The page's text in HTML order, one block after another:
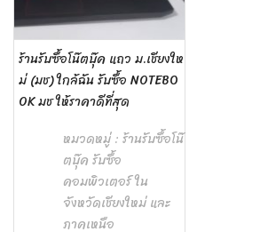
ร้านรับซื้อโน๊ตบุ๊ค แถว ม.เชียงให
ม่ (มช) ใกล้ฉัน รับซื้อ NOTEBO
OK มช ให้ราคาดีที่สุด
หมวดหมู่ : ร้านรับซื้อโน๊
ตบุ๊ค รับซื้อ
คอมพิวเตอร์ ใน
จังหวัดเชียงใหม่ และ
ภาคเหนือ